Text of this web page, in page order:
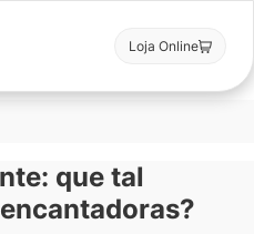
Loja Online
que tal